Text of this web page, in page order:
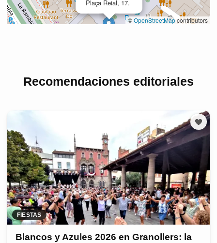
Recomendaciones editoriales
FIESTAS
Blancos y Azules 2026 en Granollers: la